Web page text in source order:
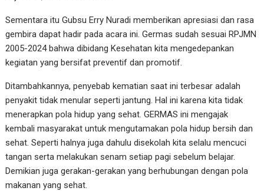
Sementara itu Gubsu Erry Nuradi memberikan apresiasi dan rasa
gembira dapat hadir pada acara ini. Germas sudah sesuai RPJMN
2005-2024 bahwa dibidang Kesehatan kita mengedepankan
kegiatan yang bersifat preventif dan promotif.
Ditambahkannya, penyebab kematian saat ini terbesar adalah
penyakit tidak menular seperti jantung. Hal ini karena kita tidak
menerapkan pola hidup yang sehat. GERMAS ini mengajak
kembali masyarakat untuk mengutamakan pola hidup bersih dan
sehat. Seperti halnya juga dahulu disekolah kita selalu mencuci
tangan serta melakukan senam setiap pagi sebelum belajar.
Demikian juga gerakan-gerakan yang berhubungan dengan pola
makanan yang sehat.